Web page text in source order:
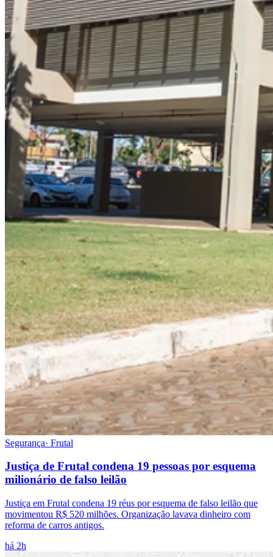
Segurança· Frutal
Justiça de Frutal condena 19 pessoas por esquema
milionário de falso leilão
Justiça em Frutal condena 19 réus por esquema de falso leilão que
movimentou R$ 520 milhões. Organização lavava dinheiro com
reforma de carros antigos.
há 2h